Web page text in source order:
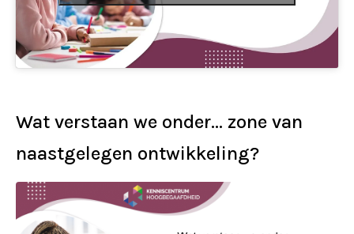
Wat verstaan we onder… zone van
naastgelegen ontwikkeling?